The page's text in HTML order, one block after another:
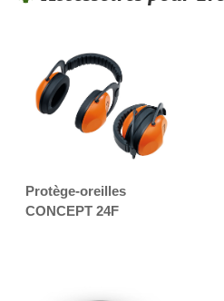
Protège-oreilles
CONCEPT 24F